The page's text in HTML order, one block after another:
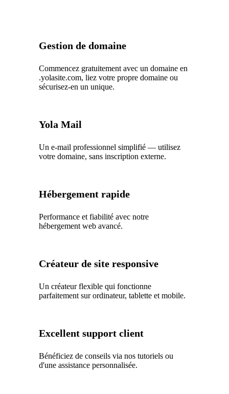
Gestion de domaine
Commencez gratuitement avec un domaine en
.yolasite.com, liez votre propre domaine ou
sécurisez-en un unique.
Yola Mail
Un e-mail professionnel simplifié — utilisez
votre domaine, sans inscription externe.
Hébergement rapide
Performance et fiabilité avec notre
hébergement web avancé.
Créateur de site responsive
Un créateur flexible qui fonctionne
parfaitement sur ordinateur, tablette et mobile.
Excellent support client
Bénéficiez de conseils via nos tutoriels ou
d'une assistance personnalisée.